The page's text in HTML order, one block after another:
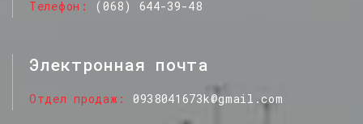
Телефон
(068) 644-39-48
Электронная почта
Отдел продаж 0938041673k@gmail.com